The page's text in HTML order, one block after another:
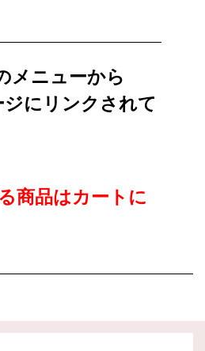
メニューから
にリンクされて
商品はカートに